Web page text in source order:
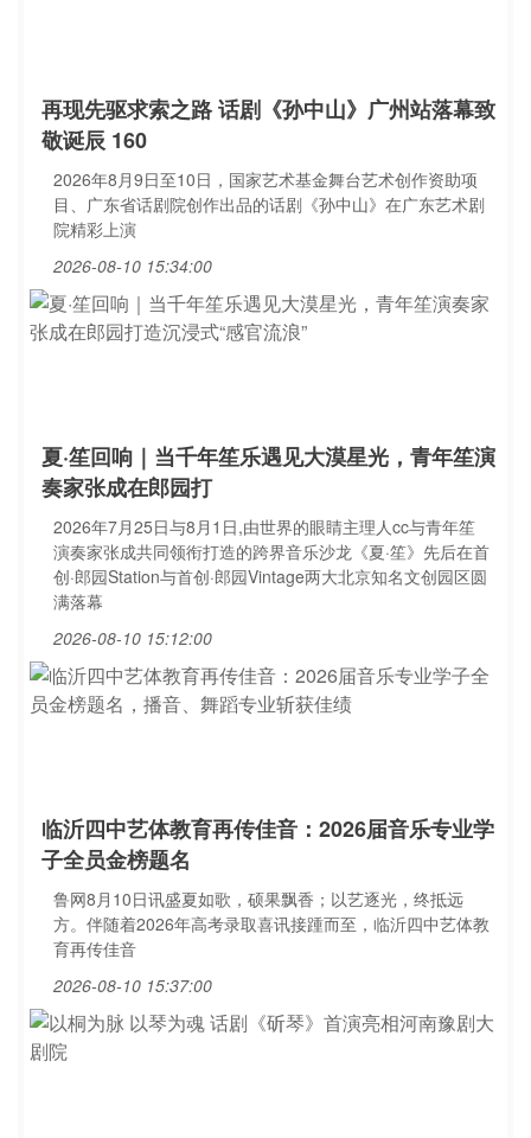
再现先驱求索之路 话剧《孙中山》广州站落幕致
敬诞辰 160
2026年8月9日至10日，国家艺术基金舞台艺术创作资助项
目、广东省话剧院创作出品的话剧《孙中山》在广东艺术剧
院精彩上演
2026-08-10 15:34:00
夏·笙回响｜当千年笙乐遇见大漠星光，青年笙演
奏家张成在郎园打
2026年7月25日与8月1日,由世界的眼睛主理人cc与青年笙
演奏家张成共同领衔打造的跨界音乐沙龙《夏·笙》先后在首
创·郎园Station与首创·郎园Vintage两大北京知名文创园区圆
满落幕
2026-08-10 15:12:00
临沂四中艺体教育再传佳音：2026届音乐专业学
子全员金榜题名
鲁网8月10日讯盛夏如歌，硕果飘香；以艺逐光，终抵远
方。伴随着2026年高考录取喜讯接踵而至，临沂四中艺体教
育再传佳音
2026-08-10 15:37:00